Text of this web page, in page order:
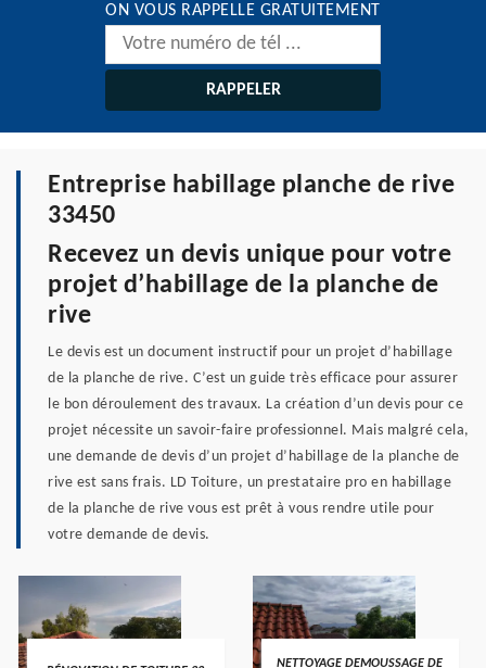
ON VOUS RAPPELLE GRATUITEMENT
Entreprise habillage planche de rive
33450
Recevez un devis unique pour votre
projet d’habillage de la planche de
rive
Le devis est un document instructif pour un projet d’habillage
de la planche de rive. C’est un guide très efficace pour assurer
le bon déroulement des travaux. La création d’un devis pour ce
projet nécessite un savoir-faire professionnel. Mais malgré cela,
une demande de devis d’un projet d’habillage de la planche de
rive est sans frais. LD Toiture, un prestataire pro en habillage
de la planche de rive vous est prêt à vous rendre utile pour
votre demande de devis.
NETTOYAGE DEMOUSSAGE DE